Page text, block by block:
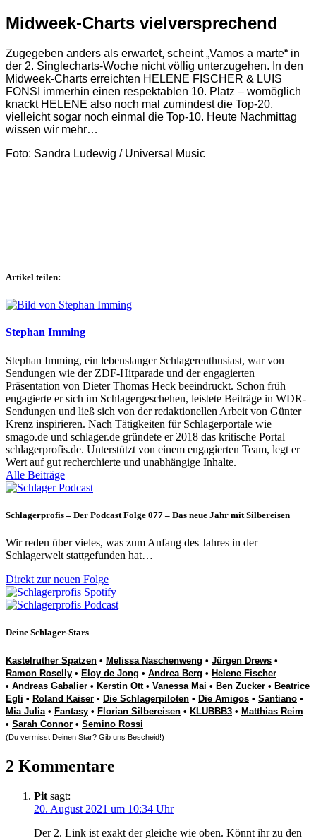
Midweek-Charts vielversprechend
Zugegeben anders als erwartet, scheint „Vamos a marte“ in
der 2. Singlecharts-Woche nicht völlig unterzugehen. In den
Midweek-Charts erreichten HELENE FISCHER & LUIS
FONSI immerhin einen respektablen 10. Platz – womöglich
knackt HELENE also noch mal zumindest die Top-20,
vielleicht sogar noch einmal die Top-10. Heute Nachmittag
wissen wir mehr…
Foto: Sandra Ludewig / Universal Music
Artikel teilen:
Stephan Imming
Stephan Imming, ein lebenslanger Schlagerenthusiast, war von
Sendungen wie der ZDF-Hitparade und der engagierten
Präsentation von Dieter Thomas Heck beeindruckt. Schon früh
engagierte er sich im Schlagergeschehen, leistete Beiträge in WDR-
Sendungen und ließ sich von der redaktionellen Arbeit von Günter
Krenz inspirieren. Nach Tätigkeiten für Schlagerportale wie
smago.de und schlager.de gründete er 2018 das kritische Portal
schlagerprofis.de. Unterstützt von einem engagierten Team, legt er
Wert auf gut recherchierte und unabhängige Inhalte.
Alle Beiträge
Schlagerprofis – Der Podcast Folge 077 – Das neue Jahr mit Silbereisen
Wir reden über vieles, was zum Anfang des Jahres in der
Schlagerwelt stattgefunden hat…
Direkt zur neuen Folge
Deine Schlager-Stars
Kastelruther Spatzen • Melissa Naschenweng • Jürgen Drews •
Ramon Roselly • Eloy de Jong • Andrea Berg • Helene Fischer
• Andreas Gabalier • Kerstin Ott• Vanessa Mai • Ben Zucker • Beatrice
Egli • Roland Kaiser • Die Schlagerpiloten • Die Amigos • Santiano •
Mia Julia• Fantasy • Florian Silbereisen • KLUBBB3 • Matthias Reim
• Sarah Connor • Semino Rossi
(Du vermisst Deinen Star? Gib uns Bescheid!)
2 Kommentare
Pit sagt:
20. August 2021 um 10:34 Uhr
Der 2. Link ist exakt der gleiche wie oben. Könnt ihr zu den